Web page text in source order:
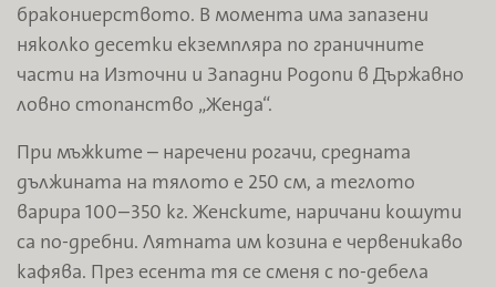
бракониерството. В момента има запазени
няколко десетки екземпляра по граничните
части на Източни и Западни Родопи в Държавно
ловно стопанство „Женда“.
При мъжките – наречени рогачи, средната
дължината на тялото е 250 см, а теглото
варира 100–350 кг. Женските, нари­чани кошути
са по-дребни. Лятната им козина е червеникаво
кафява. През есента тя се сменя с по-дебела